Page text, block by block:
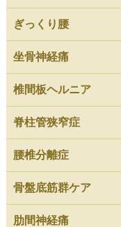
ぎっくり腰
坐骨神経痛
椎間板ヘルニア
脊柱管狭窄症
腰椎分離症
骨盤底筋群ケア
肋間神経痛